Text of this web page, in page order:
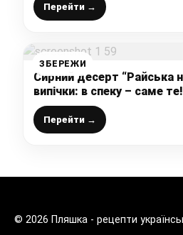
Перейти →
ЗБЕРЕЖИ
Сирний десерт “Райська
випічки: в спеку – саме те!
Перейти →
© 2026 Пляшка - рецепти